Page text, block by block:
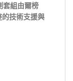
套組由爾榜
技術支援與